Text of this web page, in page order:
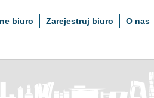
biuro Zarejestruj biuro O nas